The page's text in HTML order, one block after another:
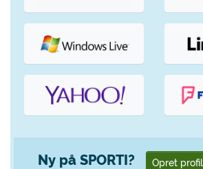
Ny på SPORTI? Opret profil